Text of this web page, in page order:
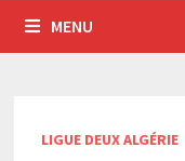
MENU
LIGUE DEUX ALGÉRIE